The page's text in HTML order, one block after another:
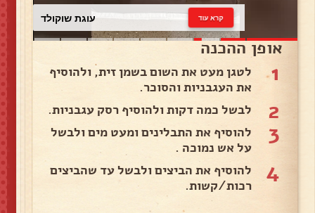
עוגת שוקולד קרא עוד
אופן ההכנה
1
לטגן מעט את השום בשמן זית, ולהוסיף
את העגבניות והסוכר.
2 לבשל כמה דקות ולהוסיף רסק עגבניות.
3
להוסיף את התבלינים ומעט מים ולבשל
על אש נמוכה .
4
להוסיף את הביצים ולבשל עד שהביצים
רכות/קשות.